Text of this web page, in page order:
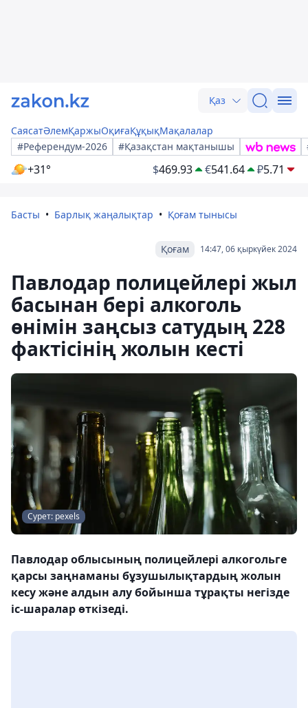
Қаз
СаясатӘлемҚаржыОқиғаҚұқықМақалалар
#Референдум-2026
#Қазақстан мақтанышы
+31° $469.93 €541.64 ₽5.71
Басты Барлық жаңалықтар Қоғам тынысы
14:47, 06 қыркүйек 2024
Қоғам
Павлодар полицейлері жыл
басынан бері алкоголь
өнімін заңсыз сатудың 228
фактісінің жолын кесті
Сурет: pexels
Павлодар облысының полицейлері алкогольге
қарсы заңнаманы бұзушылықтардың жолын
кесу және алдын алу бойынша тұрақты негізде
іс-шаралар өткізеді.